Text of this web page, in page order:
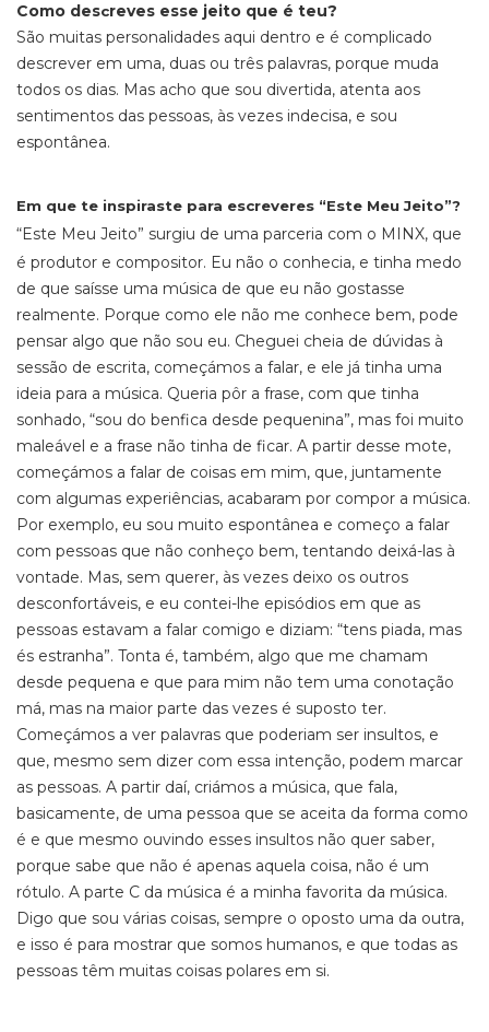
Como descreves esse jeito que é teu?
São muitas personalidades aqui dentro e é complicado
descrever em uma, duas ou três palavras, porque muda
todos os dias. Mas acho que sou divertida, atenta aos
sentimentos das pessoas, às vezes indecisa, e sou
espontânea.
Em que te inspiraste para escreveres “Este Meu Jeito”?
“Este Meu Jeito” surgiu de uma parceria com o MINX, que
é produtor e compositor. Eu não o conhecia, e tinha medo
de que saísse uma música de que eu não gostasse
realmente. Porque como ele não me conhece bem, pode
pensar algo que não sou eu. Cheguei cheia de dúvidas à
sessão de escrita, começámos a falar, e ele já tinha uma
ideia para a música. Queria pôr a frase, com que tinha
sonhado, “sou do benfica desde pequenina”, mas foi muito
maleável e a frase não tinha de ficar. A partir desse mote,
começámos a falar de coisas em mim, que, juntamente
com algumas experiências, acabaram por compor a música.
Por exemplo, eu sou muito espontânea e começo a falar
com pessoas que não conheço bem, tentando deixá-las à
vontade. Mas, sem querer, às vezes deixo os outros
desconfortáveis, e eu contei-lhe episódios em que as
pessoas estavam a falar comigo e diziam: “tens piada, mas
és estranha”. Tonta é, também, algo que me chamam
desde pequena e que para mim não tem uma conotação
má, mas na maior parte das vezes é suposto ter.
Começámos a ver palavras que poderiam ser insultos, e
que, mesmo sem dizer com essa intenção, podem marcar
as pessoas. A partir daí, criámos a música, que fala,
basicamente, de uma pessoa que se aceita da forma como
é e que mesmo ouvindo esses insultos não quer saber,
porque sabe que não é apenas aquela coisa, não é um
rótulo. A parte C da música é a minha favorita da música.
Digo que sou várias coisas, sempre o oposto uma da outra,
e isso é para mostrar que somos humanos, e que todas as
pessoas têm muitas coisas polares em si.